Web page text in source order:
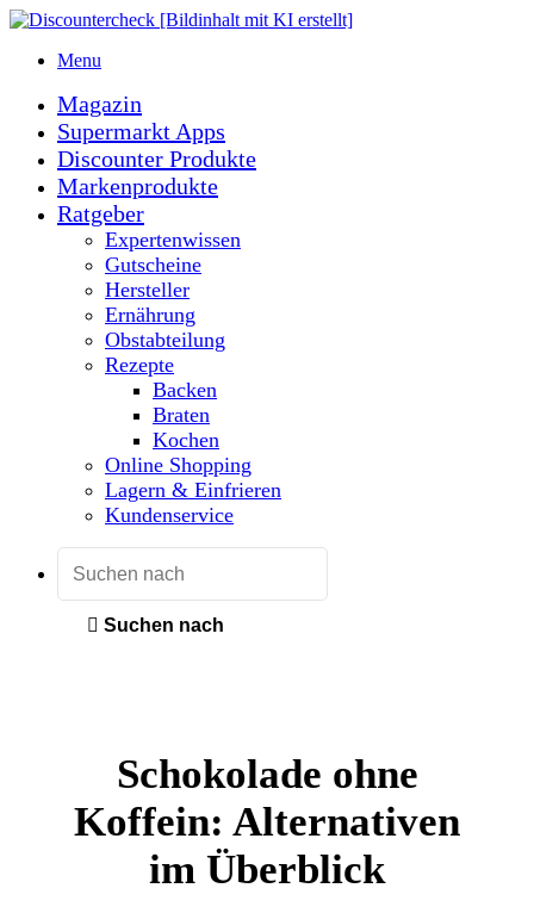
Menu
Magazin
Supermarkt Apps
Discounter Produkte
Markenprodukte
Ratgeber
Expertenwissen
Gutscheine
Hersteller
Ernährung
Obstabteilung
Rezepte
Backen
Braten
Kochen
Online Shopping
Lagern & Einfrieren
Kundenservice
Suchen nach
Schokolade ohne
Koffein: Alternativen
im Überblick